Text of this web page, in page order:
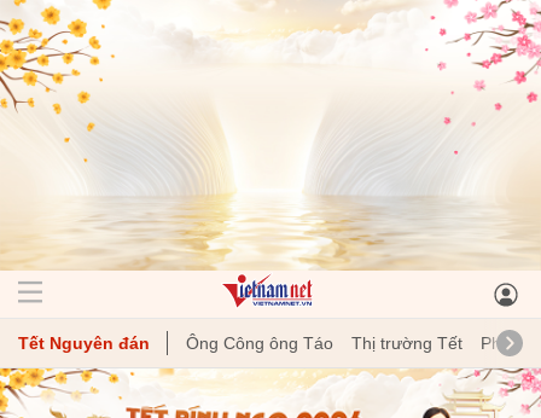
Tết Nguyên đán Ông Công ông Táo Thị trường Tết Phong